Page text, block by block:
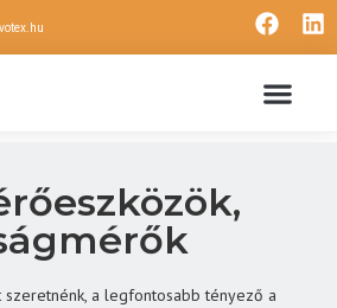
szeretnénk, a legfontosabb tényező a